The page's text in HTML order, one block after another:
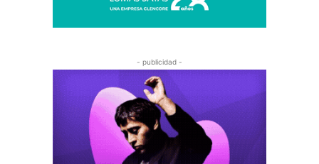
- publicidad -